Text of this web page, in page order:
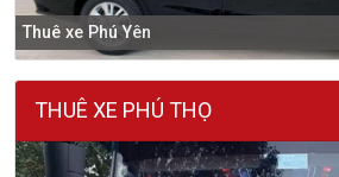
Thuê xe Phú Yên
THUÊ XE PHÚ THỌ